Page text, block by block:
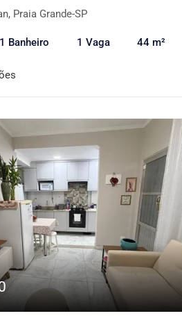
Praia Grande-SP
1 Banheiro 1 Vaga 44 m²